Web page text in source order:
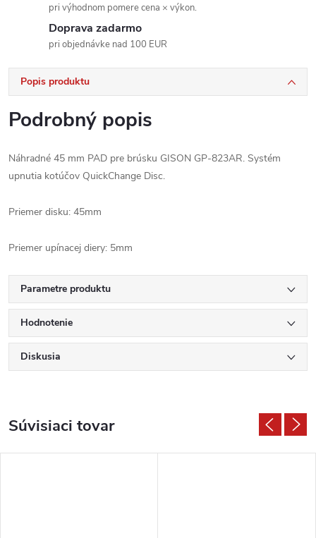
pri výhodnom pomere cena × výkon.
Doprava zadarmo
pri objednávke nad 100 EUR
Popis produktu
Podrobný popis
Náhradné 45 mm PAD pre brúsku GISON GP-823AR. Systém
upnutia kotúčov QuickChange Disc.
Priemer disku: 45mm
Priemer upínacej diery: 5mm
Parametre produktu
Hodnotenie
Diskusia
Súvisiaci tovar